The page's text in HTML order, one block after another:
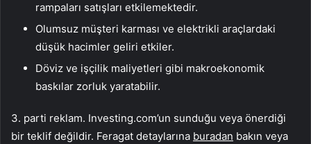
rampaları satışları etkilemektedir.
Olumsuz müşteri karması ve elektrikli araçlardaki
düşük hacimler geliri etkiler.
Döviz ve işçilik maliyetleri gibi makroekonomik
baskılar zorluk yaratabilir.
3. parti reklam. Investing.com’un sunduğu veya önerdiği
bir teklif değildir. Feragat detaylarına buradan bakın veya